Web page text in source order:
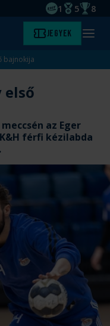
EHF
1
Magyar
5 8
Jegyek Menü
bajnokija
első
az Eger
férfi kézilabda